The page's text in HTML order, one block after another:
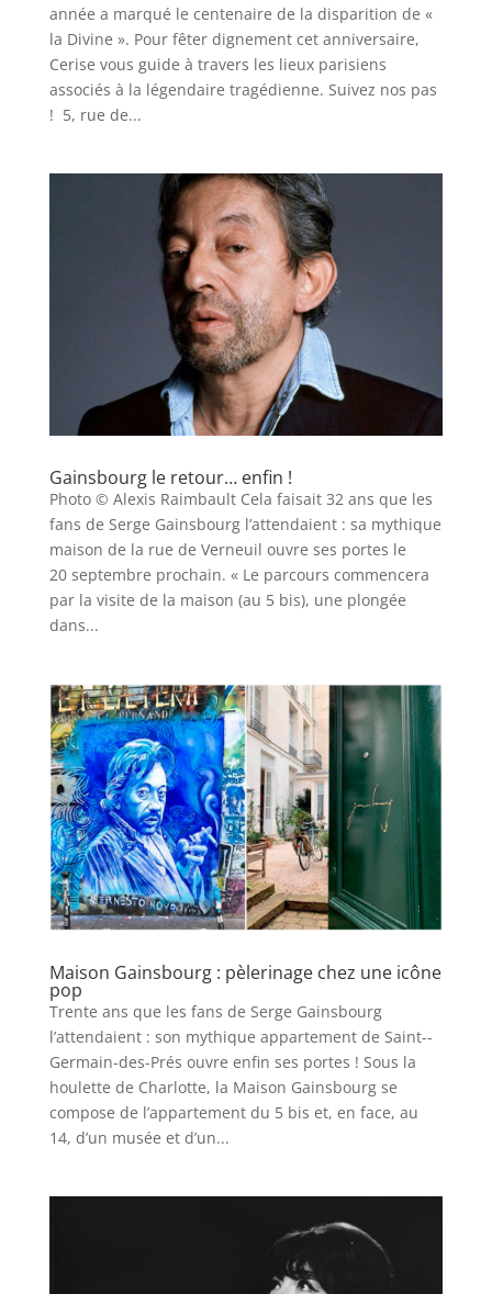
année a marqué le centenaire de la disparition de «
la Divine ». Pour fêter dignement cet anniversaire,
Cerise vous guide à travers les lieux parisiens
associés à la légendaire tragédienne. Suivez nos pas
! 5, rue de...
Gainsbourg le retour… enfin !
Photo © Alexis Raimbault Cela faisait 32 ans que les
fans de Serge Gainsbourg l’attendaient : sa mythique
maison de la rue de ­Verneuil ouvre ses portes le
20 septembre prochain. « Le parcours commencera
par la visite de la maison (au 5 bis), une plongée
dans...
Maison Gainsbourg : pèlerinage chez une icône
pop
Trente ans que les fans de Serge Gainsbourg
l’attendaient : son mythique appartement de Saint-­
Germain-des-Prés ouvre enfin ses portes ! Sous la
houlette de Charlotte, la Maison Gainsbourg se
compose de l’appartement du 5 bis et, en face, au
14, d’un musée et d’un...